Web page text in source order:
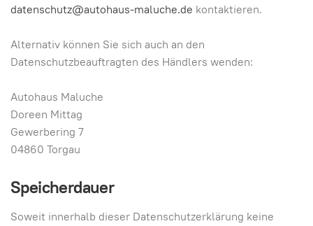
datenschutz@autohaus-maluche.de kontaktieren.
Alternativ können Sie sich auch an den
Datenschutzbeauftragten des Händlers wenden:
Autohaus Maluche
Doreen Mittag
Gewerbering 7
04860 Torgau
Speicherdauer
Soweit innerhalb dieser Datenschutzerklärung keine